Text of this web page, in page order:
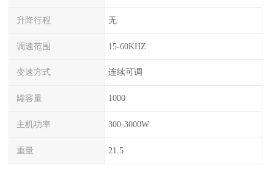
升降行程 无
调速范围 15-60KHZ
变速方式 连续可调
罐容量 1000
主机功率 300-3000W
重量 21.5